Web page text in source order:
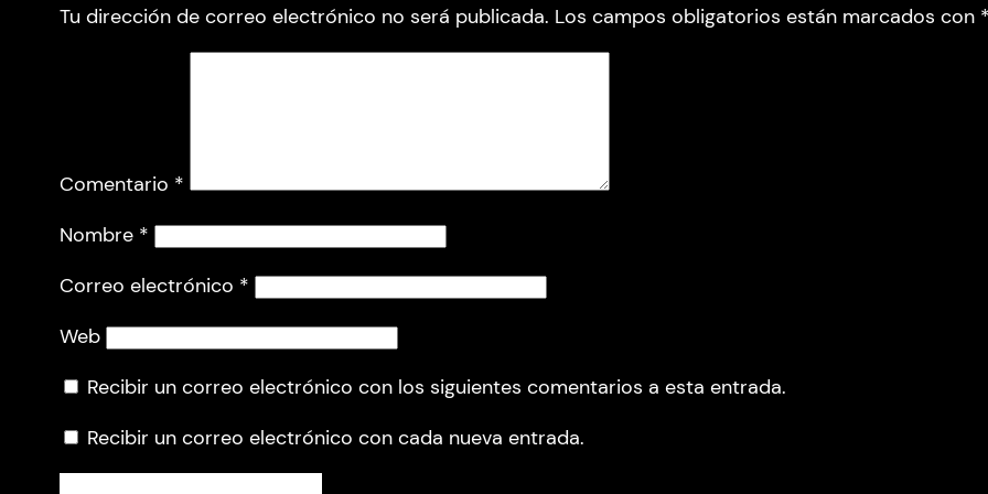
Tu dirección de correo electrónico no será publicada. Los campos obligatorios están marcados con
Comentario *
Nombre *
Correo electrónico *
Web
Recibir un correo electrónico con los siguientes comentarios a esta entrada.
Recibir un correo electrónico con cada nueva entrada.